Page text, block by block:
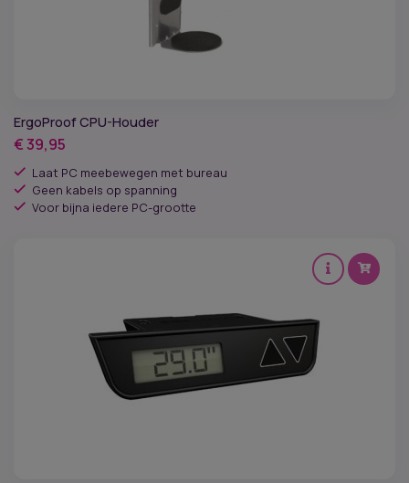
ErgoProof CPU-Houder
€39,95
Laat PC meebewegen met bureau
Geen kabels op spanning
Voor bijna iedere PC-grootte